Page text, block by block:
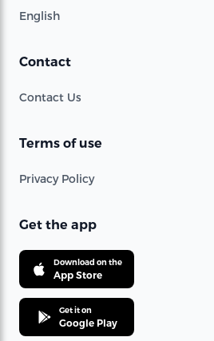
English
Contact
Contact Us
Terms of use
Privacy Policy
Get the app
Download on the
App Store
Get it on
Google Play